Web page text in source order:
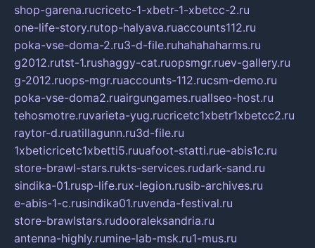
shop-garena.rucricetc-1-xbetr-1-xbetcc-2.ru
one-life-story.rutop-halyava.ruaccounts112.ru
poka-vse-doma-2.ru3-d-file.ruhahahaharms.ru
g2012.rutst-1.rushaggy-cat.ruopsmgr.ruev-gallery.ru
g-2012.ruops-mgr.ruaccounts-112.rucsm-demo.ru
poka-vse-doma2.ruairgungames.ruallseo-host.ru
tehosmotre.ruvarieta-yug.rucricetc1xbetr1xbetcc2.ru
raytor-d.ruatillagunn.ru3d-file.ru
1xbeticricetc1xbetti5.ruuafoot-statti.rue-abis1c.ru
store-brawl-stars.rukts-services.rudark-sand.ru
sindika-01.rusp-life.rux-legion.rusib-archives.ru
e-abis-1-c.rusindika01.ruvenda-festival.ru
store-brawlstars.rudooraleksandria.ru
antenna-highly.rumine-lab-msk.ru1-mus.ru